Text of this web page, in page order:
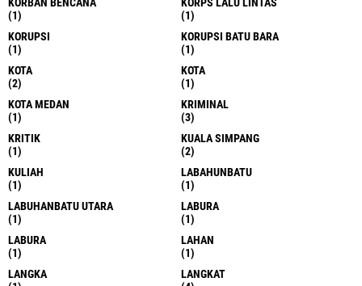
KORBAN BENCANA
(1)
KORPS LALU LINTAS
(1)
KORUPSI
(1)
KORUPSI BATU BARA
(1)
KOTA
(2)
KOTA
(1)
KOTA MEDAN
(1)
KRIMINAL
(3)
KRITIK
(1)
KUALA SIMPANG
(2)
KULIAH
(1)
LABAHUNBATU
(1)
LABUHANBATU UTARA
(1)
LABURA
(1)
LABURA
(1)
LAHAN
(1)
LANGKA
LANGKAT